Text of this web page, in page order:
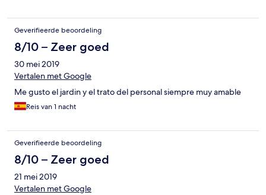
Geverifieerde beoordeling
8/10 – Zeer goed
30 mei 2019
Vertalen met Google
Me gusto el jardin y el trato del personal siempre muy amable
Reis van 1 nacht
Geverifieerde beoordeling
8/10 – Zeer goed
21 mei 2019
Vertalen met Google